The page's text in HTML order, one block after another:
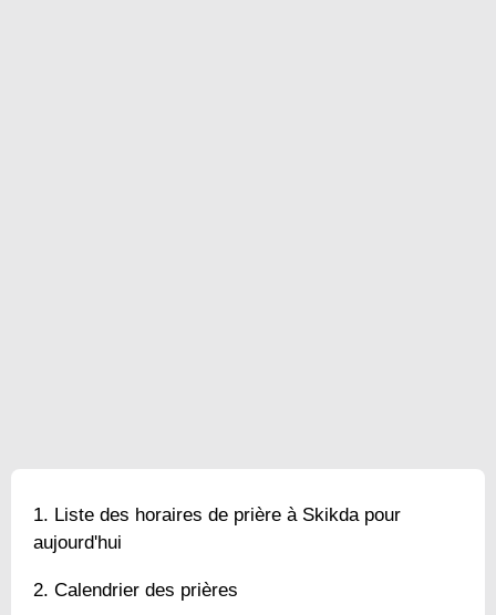
Liste des horaires de prière à Skikda pour
aujourd'hui
Calendrier des prières